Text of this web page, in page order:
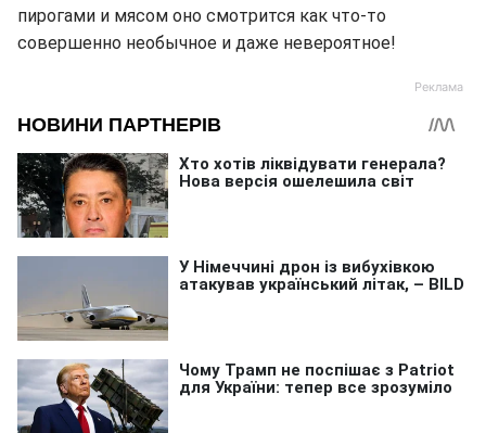
пирогами и мясом оно смотрится как что-то
совершенно необычное и даже невероятное!